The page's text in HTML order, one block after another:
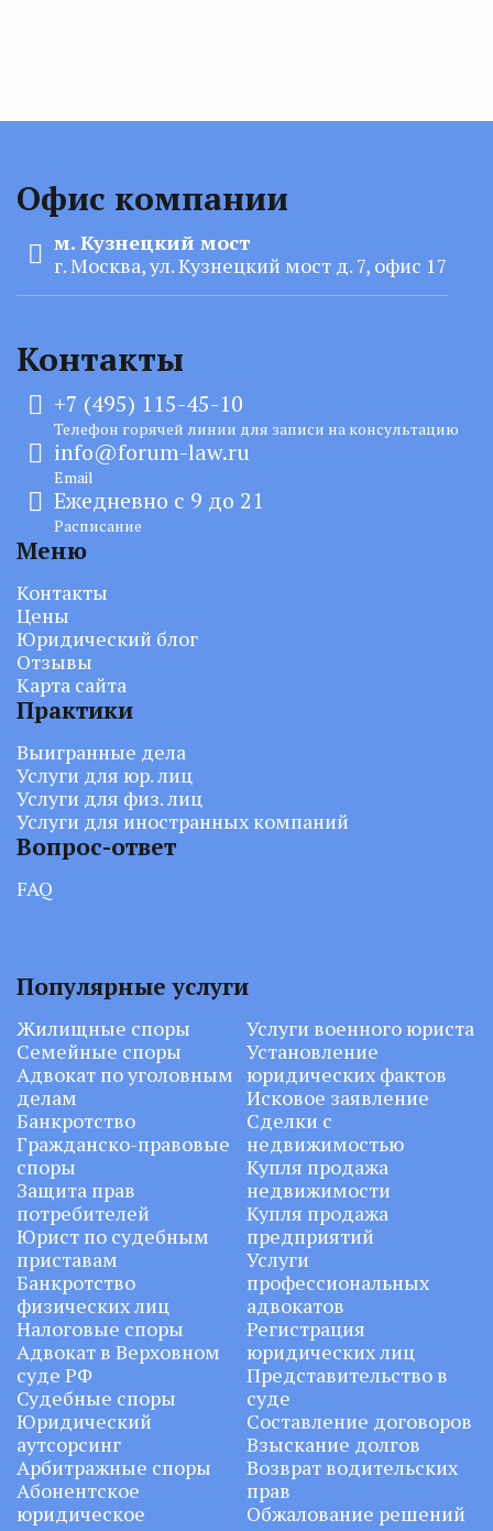
Офис компании
м. Кузнецкий мост
г. Москва, ул. Кузнецкий мост д. 7, офис 17
Контакты
+7 (495) 115-45-10
Телефон горячей линии для записи на консультацию
info@forum-law.ru
Email
Ежедневно с 9 до 21
Расписание
Меню
Контакты
Цены
Юридический блог
Отзывы
Карта сайта
Практики
Выигранные дела
Услуги для юр. лиц
Услуги для физ. лиц
Услуги для иностранных компаний
Вопрос-ответ
FAQ
Популярные услуги
Жилищные споры
Семейные споры
Адвокат по уголовным
делам
Банкротство
Гражданско-правовые
споры
Защита прав
потребителей
Юрист по судебным
приставам
Банкротство
физических лиц
Налоговые споры
Адвокат в Верховном
суде РФ
Судебные споры
Юридический
аутсорсинг
Арбитражные споры
Абонентское
юридическое
Услуги военного юриста
Установление
юридических фактов
Исковое заявление
Сделки с
недвижимостью
Купля продажа
недвижимости
Купля продажа
предприятий
Услуги
профессиональных
адвокатов
Регистрация
юридических лиц
Представительство в
суде
Составление договоров
Взыскание долгов
Возврат водительских
прав
Обжалование решений